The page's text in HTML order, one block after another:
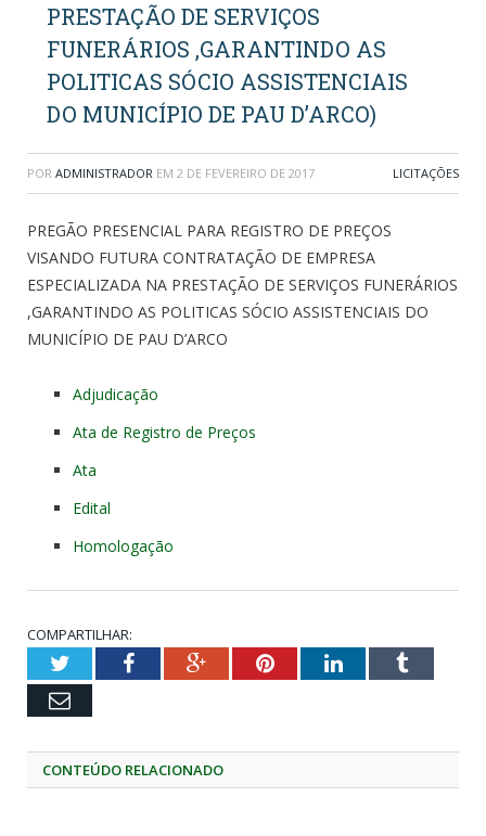
PRESTAÇÃO DE SERVIÇOS
FUNERÁRIOS ,GARANTINDO AS
POLITICAS SÓCIO ASSISTENCIAIS
DO MUNICÍPIO DE PAU D’ARCO)
POR ADMINISTRADOR EM 2 DE FEVEREIRO DE 2017 LICITAÇÕES
PREGÃO PRESENCIAL PARA REGISTRO DE PREÇOS
VISANDO FUTURA CONTRATAÇÃO DE EMPRESA
ESPECIALIZADA NA PRESTAÇÃO DE SERVIÇOS FUNERÁRIOS
,GARANTINDO AS POLITICAS SÓCIO ASSISTENCIAIS DO
MUNICÍPIO DE PAU D’ARCO
Adjudicação
Ata de Registro de Preços
Ata
Edital
Homologação
COMPARTILHAR:
TwitterFacebookGoogle+PinterestLinkedInTumblr
Email
CONTEÚDO RELACIONADO